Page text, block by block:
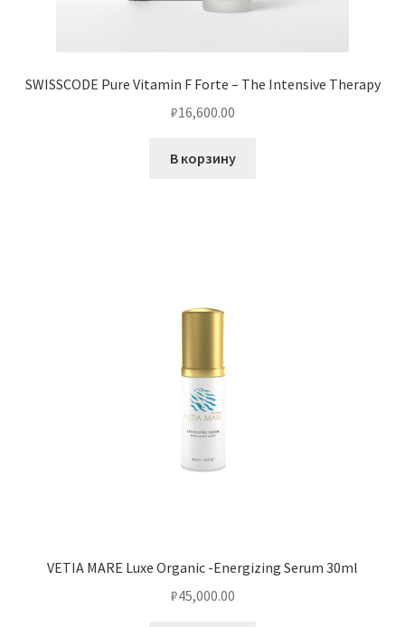
SWISSCODE Pure Vitamin F Forte – The Intensive Therapy
₽16,600.00
В корзину
VETIA MARE Luxe Organic -Energizing Serum 30ml
₽45,000.00